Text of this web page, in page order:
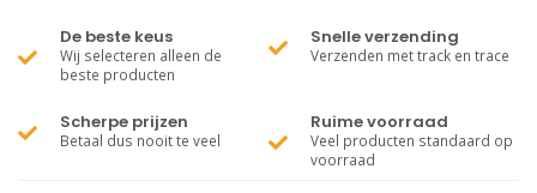
De beste keus
Wij selecteren alleen de
beste producten
Snelle verzending
Verzenden met track en trace
Scherpe prijzen
Betaal dus nooit te veel
Ruime voorraad
Veel producten standaard op
voorraad